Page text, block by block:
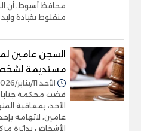
محافظ أسيوط، أن
منفلوط بقيادة وليد
السجن عامين
مستديمة لشخص
الأحد 11/يناير/2026 - 10:27 م
قضت محكمة
الأحد، بمعاقبة
عامين، لاتهامه
الأشخاص بدائرة